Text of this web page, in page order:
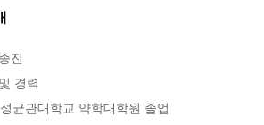
진
경력
균관대학교 약학대학원 졸업